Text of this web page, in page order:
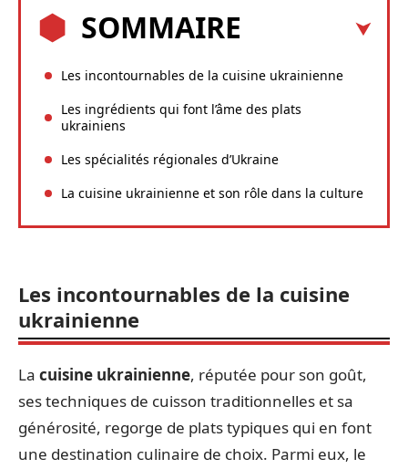
SOMMAIRE
Les incontournables de la cuisine ukrainienne
Les ingrédients qui font l’âme des plats
ukrainiens
Les spécialités régionales d’Ukraine
La cuisine ukrainienne et son rôle dans la culture
Les incontournables de la cuisine
ukrainienne
La cuisine ukrainienne, réputée pour son goût,
ses techniques de cuisson traditionnelles et sa
générosité, regorge de plats typiques qui en font
une destination culinaire de choix. Parmi eux, le